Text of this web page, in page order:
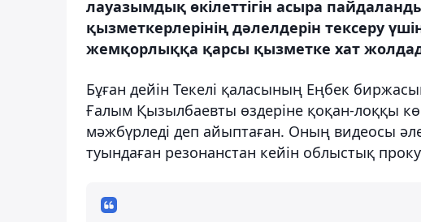
лауазымдық өкілеттігін асыра
қызметкерлерінің дәлелдерін тексеру
жемқорлыққа қарсы қызметке хат
Бұған дейін Текелі қаласының Еңбек
Ғалым Қызылбаевты өздеріне қоқан-лоққы
мәжбүрледі деп айыптаған. Оның видеосы
туындаған резонанстан кейін облыстық